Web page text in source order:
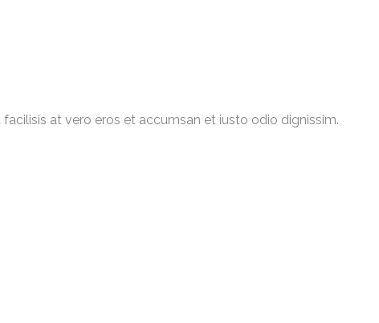
at vero eros et accumsan et iusto odio dignissim.